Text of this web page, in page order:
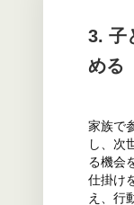
3. 子
める
家族で
し、次
る機会
仕掛け
え、行